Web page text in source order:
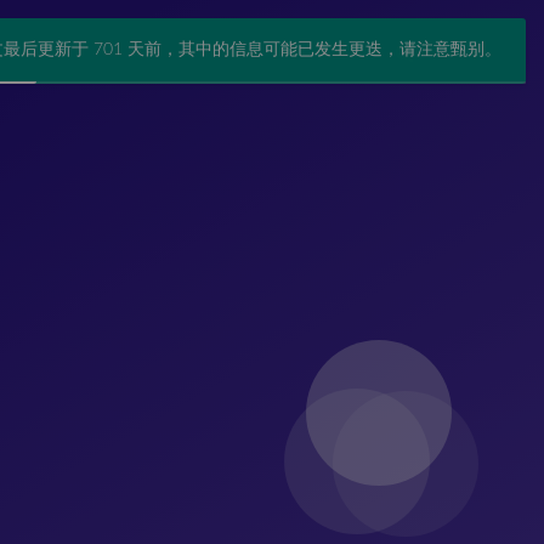
最后更新于 701 天前，其中的信息可能已发生更迭，请注意甄别。